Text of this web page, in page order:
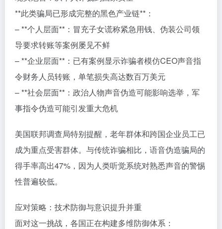
**此类骗局已形成完整的黑色产业链**：
– **个人层面**：冒充子女谎称紧急用钱、伪装公司领
导要求转账等案例屡见不鲜
– **企业层面**：已有案例显示诈骗者模仿CEO声音指
令财务人员转账，单笔损失高达数百万美元
– **社会层面**：政治人物声音伪造可能影响选举，军
事指令伪造可能引发重大危机
美国联邦调查局特别提醒，老年群体和跨国企业员工已
成为重点受害群体。与传统诈骗相比，语音伪造骗局的
得手率高出47%，因为人类听觉系统对熟悉声音的警惕
性普遍较低。
应对策略：技术防御与意识提升并重
面对这一挑战，各国正在构建多维防御体系：